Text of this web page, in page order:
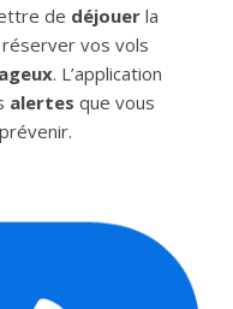
de déjouer la
vos vols
. L’application
alertes que vous